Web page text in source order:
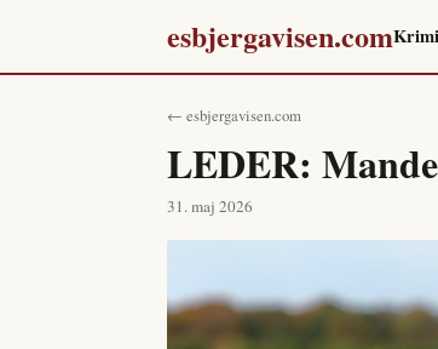
esbjergavisen.comKrimi
← esbjergavisen.com
LEDER:
31. maj 2026